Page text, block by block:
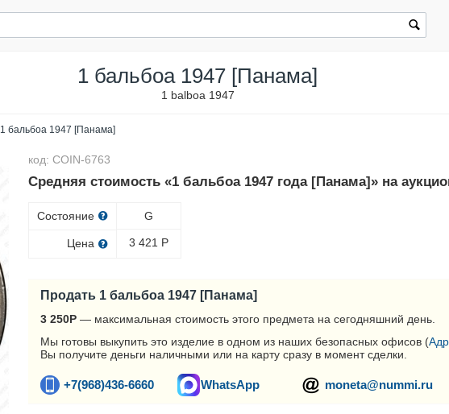
1 бальбоа 1947 [Панама]
1 balboa 1947
1 бальбоа 1947 [Панама]
код: COIN-6763
Средняя стоимость «1 бальбоа 1947 года [Панама]» на
Состояние
Цена
G
3 421 Р
Продать 1 бальбоа 1947 [Панама]
3 250Р — максимальная стоимость этого предмета на сегодняшний день.
Мы готовы выкупить это изделие в одном из наших безопасных офисов (
Вы получите деньги наличными или на карту сразу в момент сделки.
+7(968)436-6660 WhatsApp moneta@nummi.ru